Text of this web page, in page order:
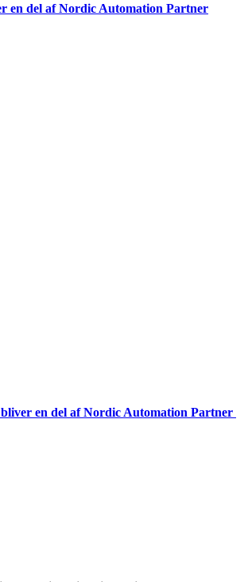
en del af Nordic Automation Partner
en del af Nordic Automation Partner